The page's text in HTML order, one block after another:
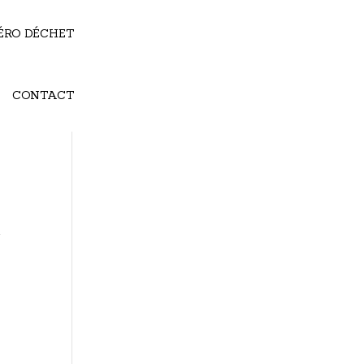
DÉCHET
CONTACT